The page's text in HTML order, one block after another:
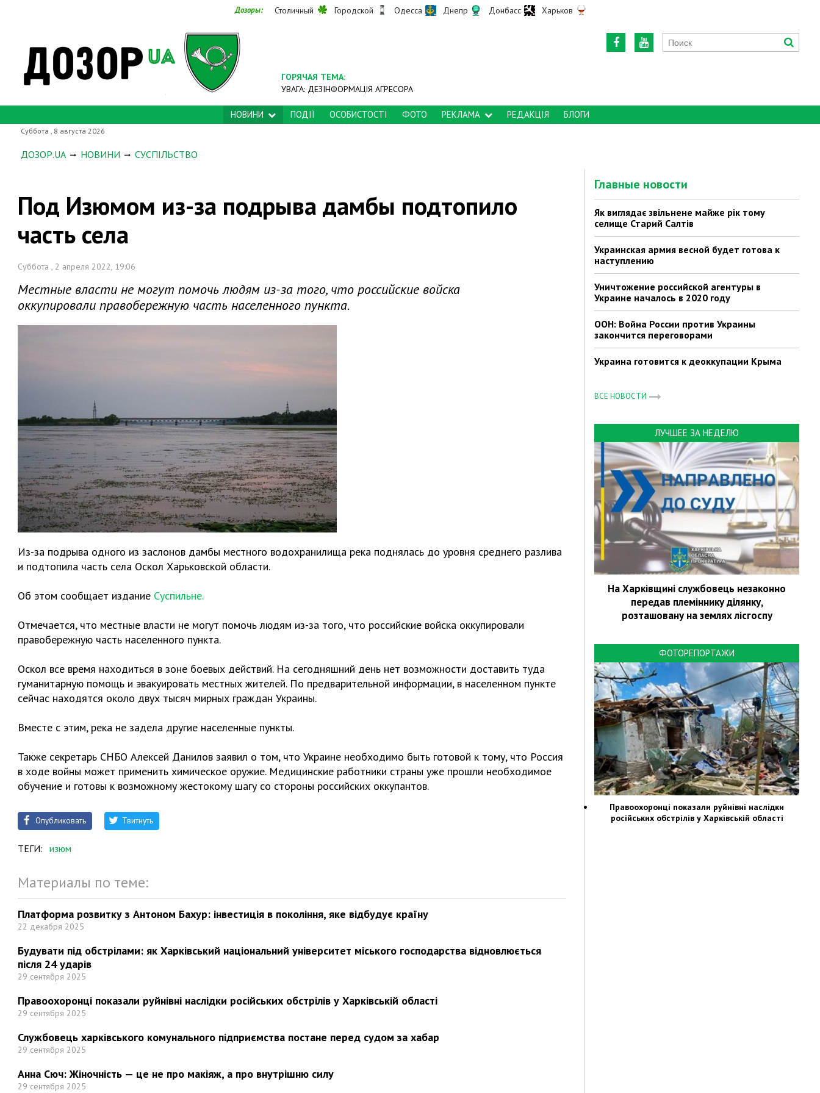
Дозоры: Столичный Городской Одесса Днепр Донбасс Харьков
ГОРЯЧАЯ ТЕМА:
УВАГА: ДЕЗІНФОРМАЦІЯ АГРЕСОРА
НОВИНИ ПОДІЇ ОСОБИСТОСТІ ФОТО РЕКЛАМА РЕДАКЦІЯ БЛОГИ
Суббота , 8 августа 2026
ДОЗОР.UA НОВИНИ СУСПІЛЬСТВО
Под Изюмом из-за подрыва дамбы подтопило
часть села
Суббота , 2 апреля 2022, 19:06
Местные власти не могут помочь людям из-за того, что российские войска
оккупировали правобережную часть населенного пункта.
Из-за подрыва одного из заслонов дамбы местного водохранилища река поднялась до уровня среднего разлива
и подтопила часть села Оскол Харьковской области.
Об этом сообщает издание Суспильне.
Отмечается, что местные власти не могут помочь людям из-за того, что российские войска оккупировали
правобережную часть населенного пункта.
Оскол все время находиться в зоне боевых действий. На сегодняшний день нет возможности доставить туда
гуманитарную помощь и эвакуировать местных жителей. По предварительной информации, в населенном пункте
сейчас находятся около двух тысяч мирных граждан Украины.
Вместе с этим, река не задела другие населенные пункты.
Также секретарь СНБО Алексей Данилов заявил о том, что Украине необходимо быть готовой к тому, что Россия
в ходе войны может применить химическое оружие. Медицинские работники страны уже прошли необходимое
обучение и готовы к возможному жестокому шагу со стороны российских оккупантов.
Опубликовать Твитнуть
ТЕГИ: изюм
Материалы по теме:
Платформа розвитку з Антоном Бахур: інвестиція в покоління, яке відбудує країну
22 декабря 2025
Будувати під обстрілами: як Харківський національний університет міського господарства відновлюється
після 24 ударів
29 сентября 2025
Правоохоронці показали руйнівні наслідки російських обстрілів у Харківській області
29 сентября 2025
Службовець харківського комунального підприємства постане перед судом за хабар
29 сентября 2025
Анна Сюч: Жіночність — це не про макіяж, а про внутрішню силу
29 сентября 2025
Главные новости
Як виглядає звільнене майже рік тому
селище Старий Салтів
Украинская армия весной будет готова к
наступлению
Уничтожение российской агентуры в
Украине началось в 2020 году
ООН: Война России против Украины
закончится переговорами
Украина готовится к деоккупации Крыма
ВСЕ НОВОСТИ
ЛУЧШЕЕ ЗА НЕДЕЛЮ
На Харківщині службовець незаконно
передав племіннику ділянку,
розташовану на землях лісгоспу
ФОТОРЕПОРТАЖИ
Правоохоронці показали руйнівні наслідки
російських обстрілів у Харківській області